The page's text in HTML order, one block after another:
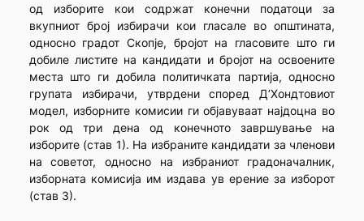
од изборите кои содржат конечни податоци за
вкупниот број избирачи кои гласале во општината,
односно градот Скопје, бројот на гласовите што ги
добиле листите на кандидати и бројот на освоените
места што ги добила политичката партија, односно
групата избирачи, утврдени според Д’Хондтовиот
модел, изборните комисии ги објавуваат најдоцна во
рок од три дена од конечното завршување на
изборите (став 1). На избраните кандидати за членови
на советот, односно на избраниот градоначалник,
изборната комисија им издава ув ерение за изборот
(став 3).